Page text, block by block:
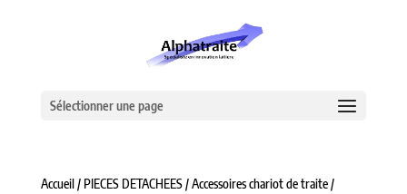
Sélectionner une page
Accueil/ PIECES DETACHEES/Accessoires chariot de traite/